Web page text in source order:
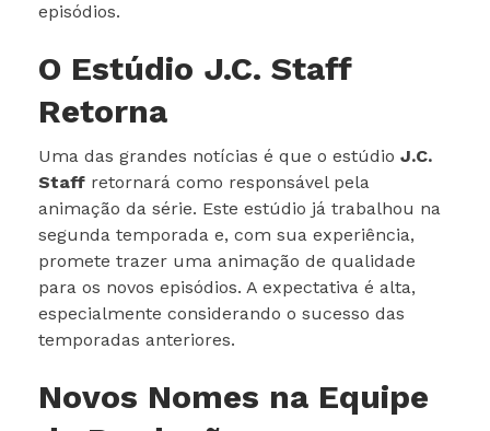
episódios.
O Estúdio J.C. Staff
Retorna
Uma das grandes notícias é que o estúdio J.C.
Staff retornará como responsável pela
animação da série. Este estúdio já trabalhou na
segunda temporada e, com sua experiência,
promete trazer uma animação de qualidade
para os novos episódios. A expectativa é alta,
especialmente considerando o sucesso das
temporadas anteriores.
Novos Nomes na Equipe